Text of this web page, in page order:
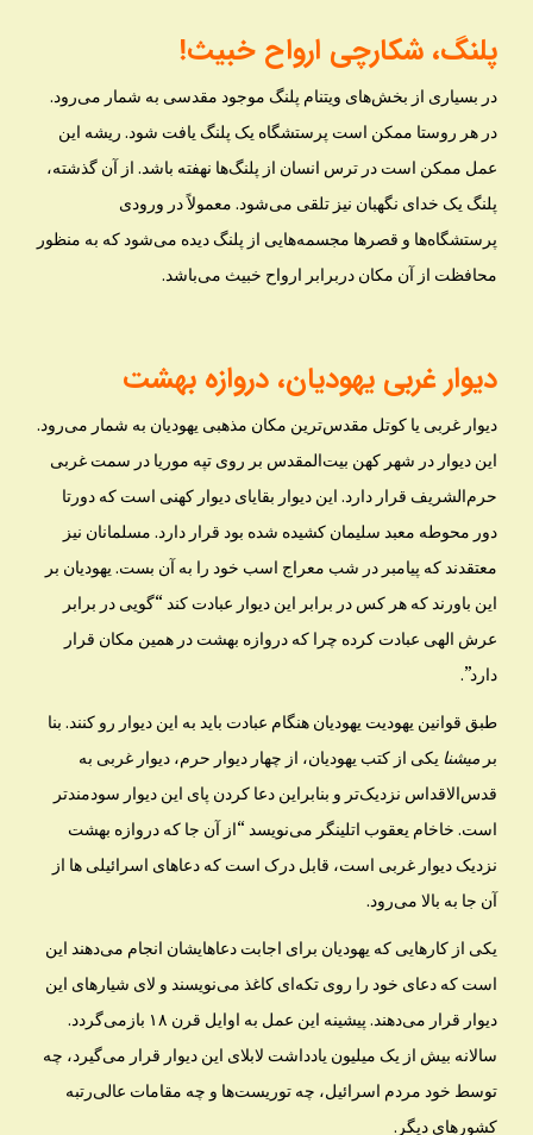
پلنگ، شکارچی ارواح خبیث!
در بسیاری از بخش‌های ویتنام پلنگ موجود مقدسی به شمار می‌رود.
در هر روستا ممکن است پرستشگاه یک پلنگ یافت شود. ریشه این
عمل ممکن است در ترس انسان از پلنگ‌ها نهفته باشد. از آن گذشته،
پلنگ یک خدای نگهبان نیز تلقی می‌شود. معمولاً در ورودی
پرستشگاه‌ها و قصرها مجسمه‌هایی از پلنگ دیده می‌شود که به منظور
محافظت از آن مکان دربرابر ارواح خبیث می‌باشد.
دیوار غربی یهودیان، دروازه بهشت
دیوار غربی یا کوتل مقدس‌ترین مکان مذهبی یهودیان به شمار می‌رود.
این دیوار در شهر کهن بیت‌المقدس بر روی تپه موریا در سمت غربی
حرم‌الشریف قرار دارد. این دیوار بقایای دیوار کهنی است که دورتا
دور محوطه معبد سلیمان کشیده شده بود قرار دارد. مسلمانان نیز
معتقدند که پیامبر در شب معراج اسب خود را به آن بست. یهودیان بر
این باورند که هر کس در برابر این دیوار عبادت کند “گویی در برابر
عرش الهی عبادت کرده چرا که دروازه بهشت در همین مکان قرار
دارد”.
طبق قوانین یهودیت یهودیان هنگام عبادت باید به این دیوار رو کنند. بنا
بر میشنا یکی از کتب یهودیان، از چهار دیوار حرم، دیوار غربی به
قدس‌الاقداس نزدیک‌تر و بنابراین دعا کردن پای این دیوار سودمندتر
است. خاخام یعقوب اتلینگر می‌نویسد “از آن‌ جا که دروازه بهشت
نزدیک دیوار غربی است، قابل درک است که دعاهای اسرائیلی ها از
آن جا به بالا می‌رود.
یکی از کارهایی که یهودیان برای اجابت دعاهایشان انجام می‌دهند این
است که دعای خود را روی تکه‌ای کاغذ می‌نویسند و لای شیارهای این
دیوار قرار می‌دهند. پیشینه این عمل به اوایل قرن ۱۸ بازمی‌گردد.
سالانه بیش از یک میلیون یادداشت لابلای این دیوار قرار می‌گیرد، چه
توسط خود مردم اسرائیل، چه توریست‌ها و چه مقامات عالی‌رتبه
کشورهای دیگر.